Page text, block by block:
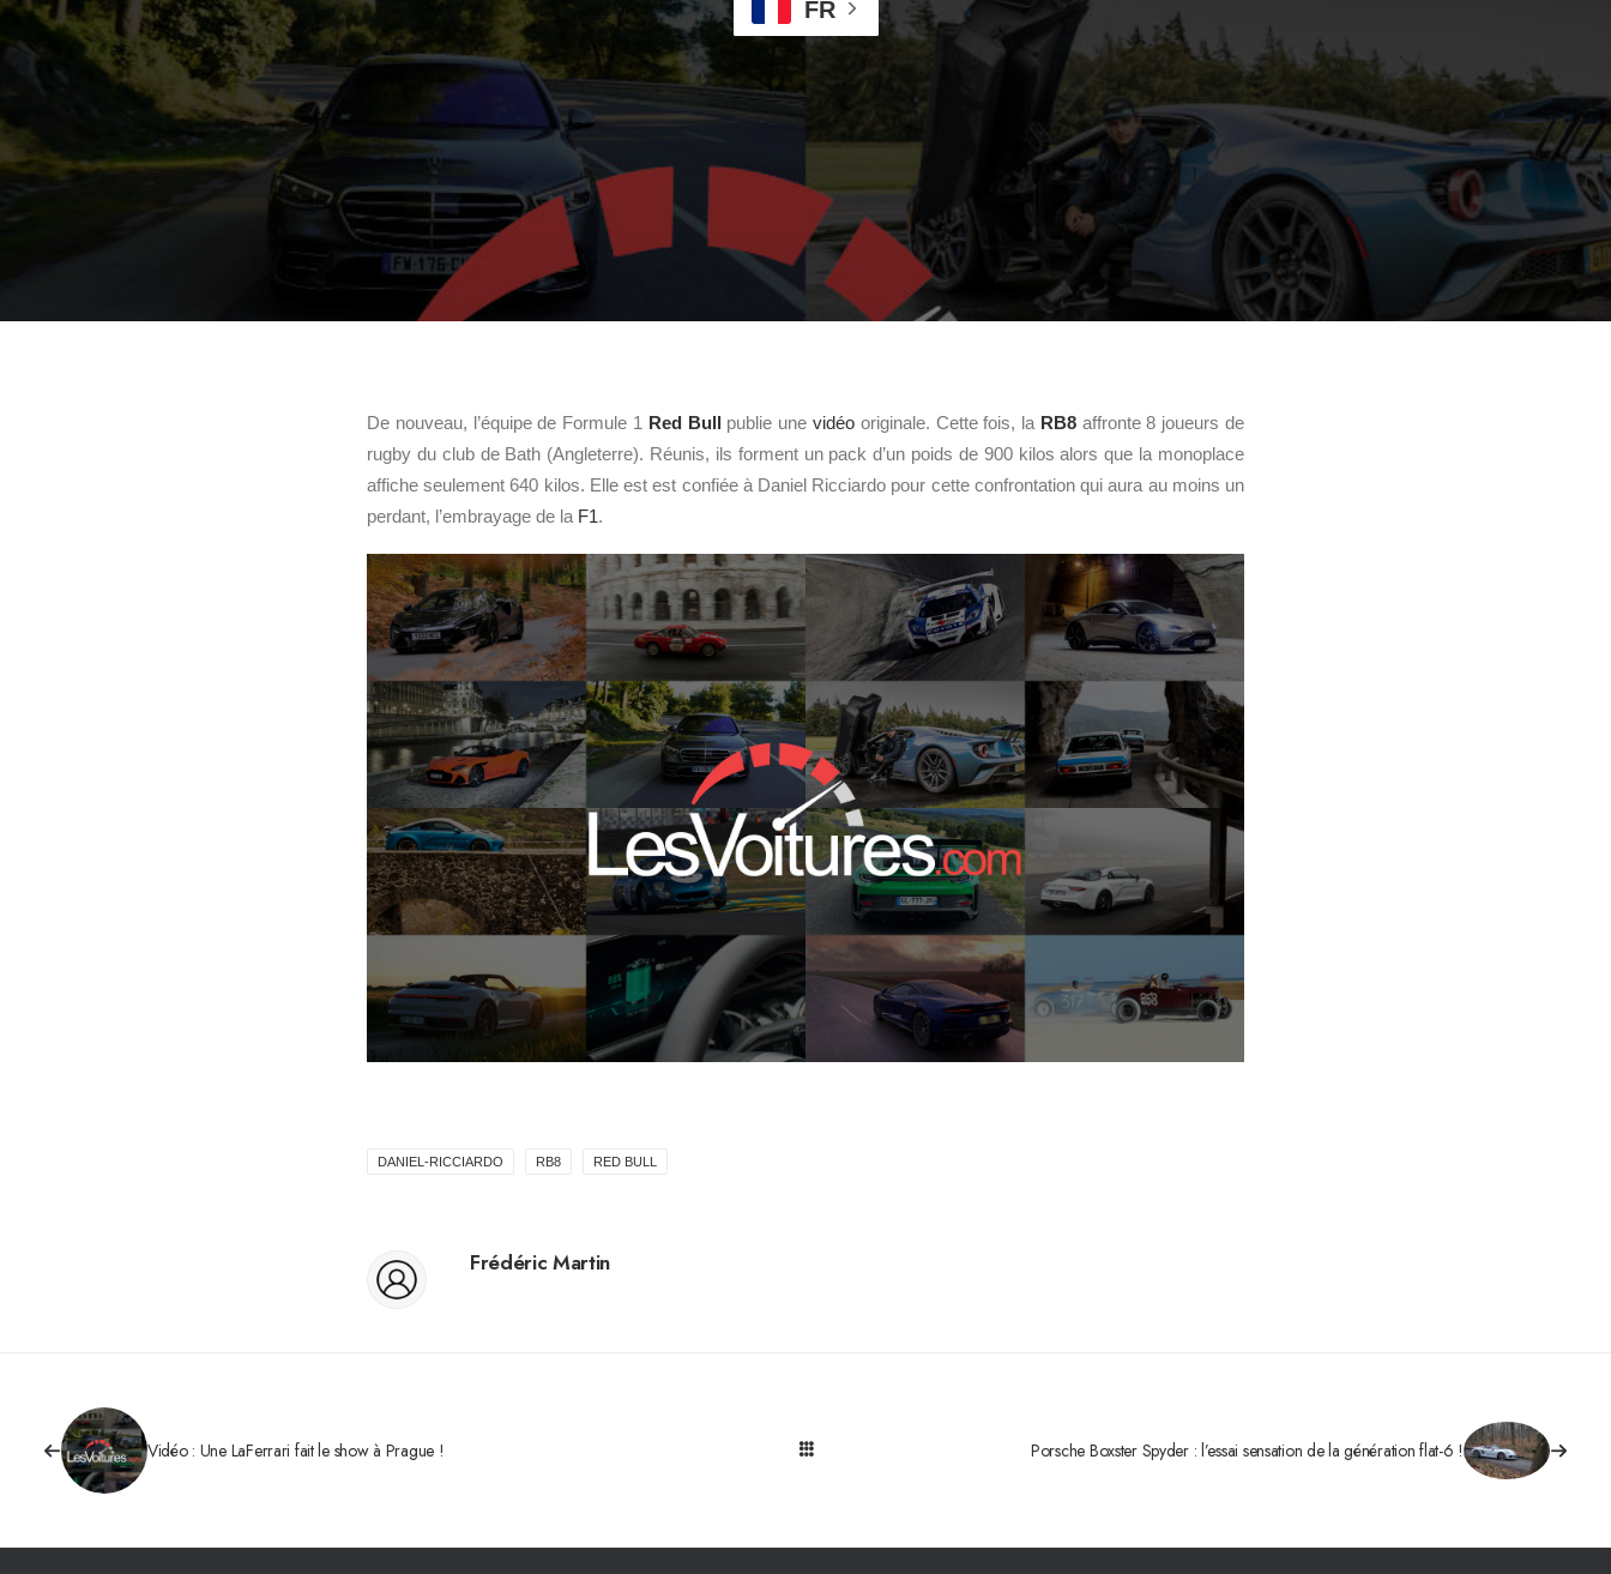
FR
De nouveau, l’équipe de Formule 1 Red Bull publie une vidéooriginale. Cette fois, la RB8affronte 8 joueurs de
rugby du club de Bath (Angleterre). Réunis, ils forment un pack d’un poids de 900 kilos alors que la monoplace
affiche seulement 640 kilos. Elle est est confiée à Daniel Ricciardo pour cette confrontation qui aura au moins un
perdant, l’embrayage de la F1.
DANIEL-RICCIARDO RB8 RED BULL
Frédéric Martin
Vidéo : Une LaFerrari fait le show à Prague ! Porsche Boxster Spyder : l’essai sensation de la génération flat-6 !